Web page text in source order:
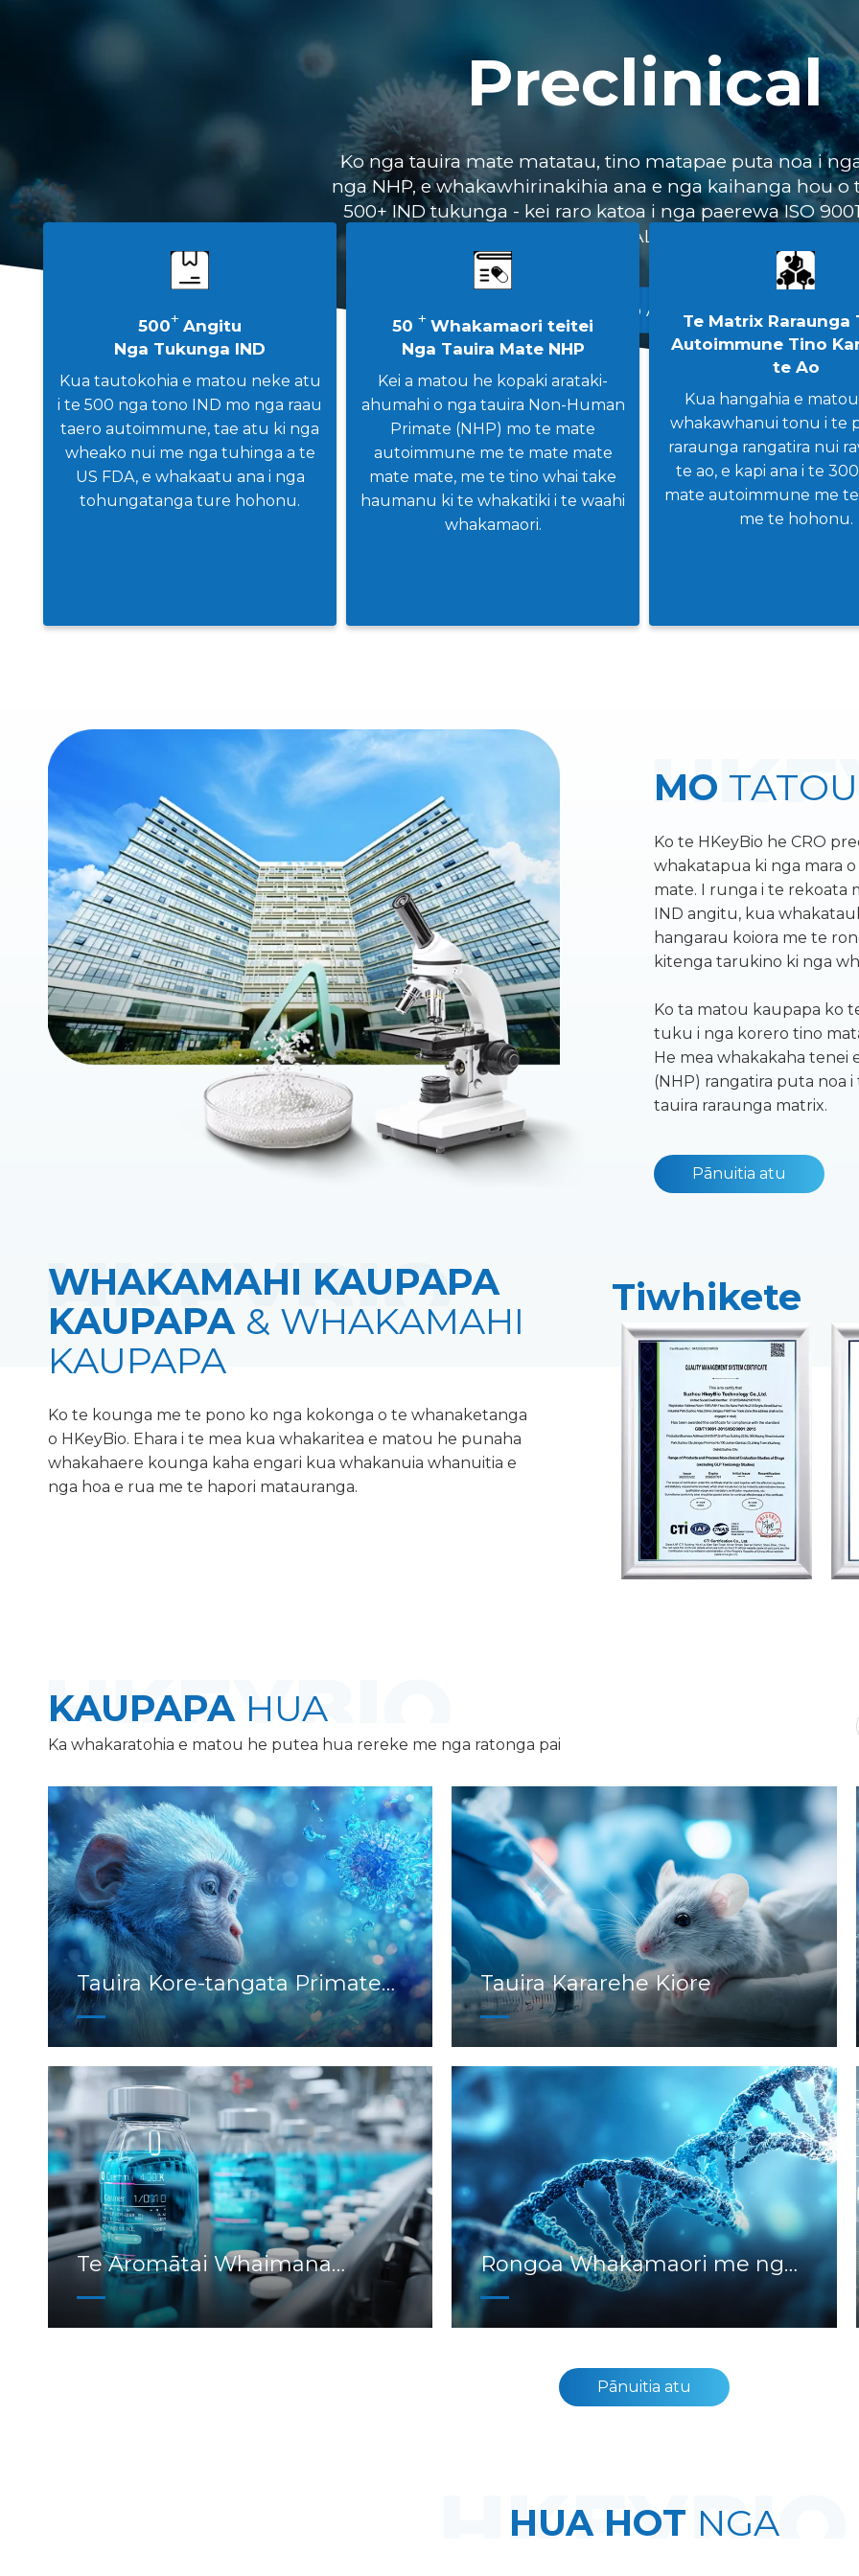
Preclinical
Ko nga tauira mate matatau, tino matapae puta noa i
nga NHP, e whakawhirinakihia ana e nga kaihanga hou o
500+ IND tukunga - kei raro katoa i nga paerewa ISO
AAALAC.
Ako Anō
500+ Angitu
Nga Tukunga IND
Kua tautokohia e matou neke atu
i te 500 nga tono IND mo nga raau
taero autoimmune, tae atu ki nga
wheako nui me nga tuhinga a te
US FDA, e whakaatu ana i nga
tohungatanga ture hohonu.
50 + Whakamaori teitei
Nga Tauira Mate NHP
Kei a matou he kopaki arataki-
ahumahi o nga tauira Non-Human
Primate (NHP) mo te mate
autoimmune me te mate mate
mate mate, me te tino whai take
haumanu ki te whakatiki i te waahi
whakamaori.
Te Matrix Raraunga
Autoimmune Tino
te Ao
Kua hangahia e
whakawhanui tonu i te
raraunga rangatira nui
te ao, e kapi ana i te
mate autoimmune me
me te hohonu.
MO TATOU
Ko te HKeyBio he CRO
whakatapua ki nga mara
mate. I runga i te rekoata
IND angitu, kua
hangarau koiora me te
kitenga tarukino ki nga
Ko ta matou kaupapa ko
tuku i nga korero tino
He mea whakakaha tenei
(NHP) rangatira puta noa
tauira raraunga matrix.
Pānuitia atu
WHAKAMAHI KAUPAPA
KAUPAPA & WHAKAMAHI
KAUPAPA
Ko te kounga me te pono ko nga kokonga o te whanaketanga
o HKeyBio. Ehara i te mea kua whakaritea e matou he punaha
whakahaere kounga kaha engari kua whakanuia whanuitia e
nga hoa e rua me te hapori matauranga.
Tiwhikete
KAUPAPA HUA
Ka whakaratohia e matou he putea hua rereke me nga ratonga pai
Tauira Kore-tangata Primate
(NHP).
Tauira Kararehe Kiore
Te Aromātai Whaimana
Whakauru
Rongoa Whakamaori me nga
Tohuora
Pānuitia atu
HUA HOT NGA